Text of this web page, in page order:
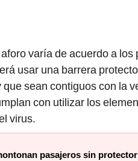
varía de acuerdo a los
usar una barrera
sean contiguos con la
con utilizar los
virus.
pasajeros sin